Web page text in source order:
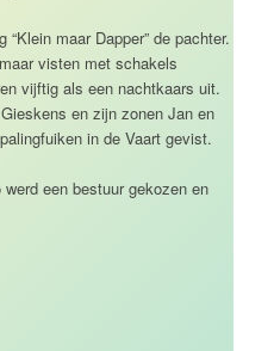
maar Dapper” de pachter.
visten met schakels
vijftig als een nachtkaars uit.
en zijn zonen Jan en
in de Vaart gevist.
een bestuur gekozen en